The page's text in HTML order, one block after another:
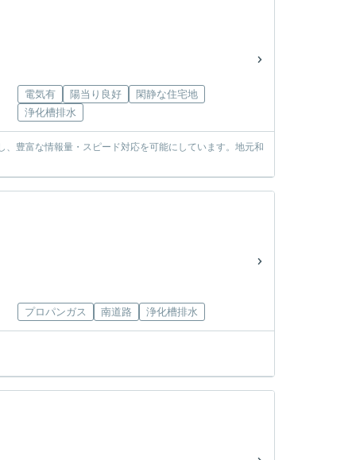
電気有 陽当り良好
閑静な住宅地
浄化槽排水
、豊富な情報量・スピード対応を可能にしています。地元和
プロパンガス 南道路 浄化槽排水